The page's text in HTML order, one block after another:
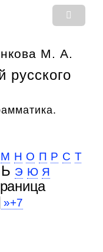
М. А.
русского
М Н О П Р С Т
Э Ю Я
»+7